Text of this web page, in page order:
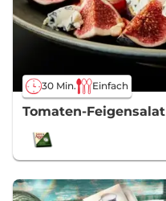
30 Min. Einfach
Tomaten-